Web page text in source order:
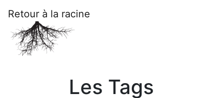
Retour à la racine
Les Tags